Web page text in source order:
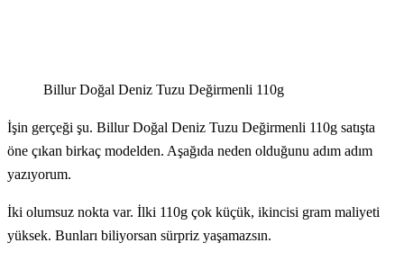
Billur Doğal Deniz Tuzu Değirmenli 110g
İşin gerçeği şu. Billur Doğal Deniz Tuzu Değirmenli 110g satışta
öne çıkan birkaç modelden. Aşağıda neden olduğunu adım adım
yazıyorum.
İki olumsuz nokta var. İlki 110g çok küçük, ikincisi gram maliyeti
yüksek. Bunları biliyorsan sürpriz yaşamazsın.